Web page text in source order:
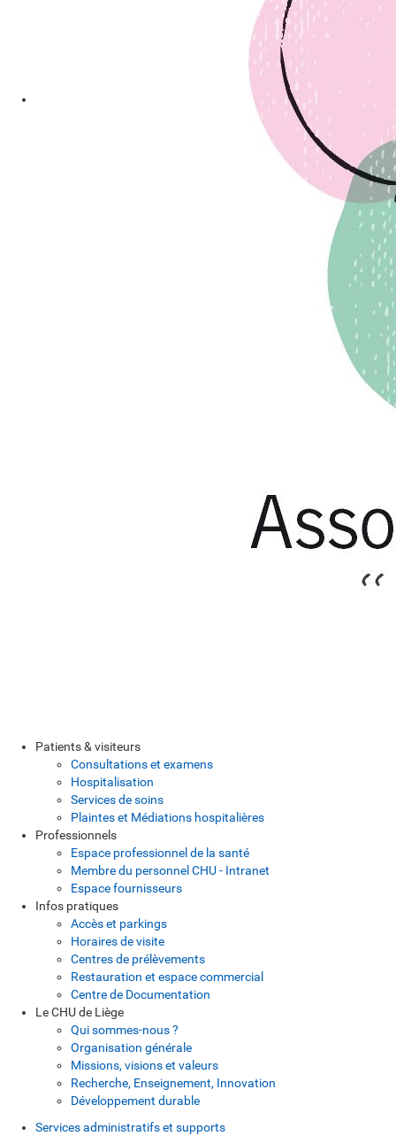
Patients & visiteurs
Consultations et examens
Hospitalisation
Services de soins
Plaintes et Médiations hospitalières
Professionnels
Espace professionnel de la santé
Membre du personnel CHU - Intranet
Espace fournisseurs
Infos pratiques
Accès et parkings
Horaires de visite
Centres de prélèvements
Restauration et espace commercial
Centre de Documentation
Le CHU de Liège
Qui sommes-nous ?
Organisation générale
Missions, visions et valeurs
Recherche, Enseignement, Innovation
Développement durable
Services administratifs et supports